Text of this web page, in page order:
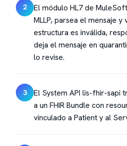
2
El módulo HL7 de
MLLP, parsea el mensaje y
estructura es inválida,
deja el mensaje en
lo revise.
3
El System API lis-fhir-sapi
a un FHIR Bundle con
vinculado a Patient y al